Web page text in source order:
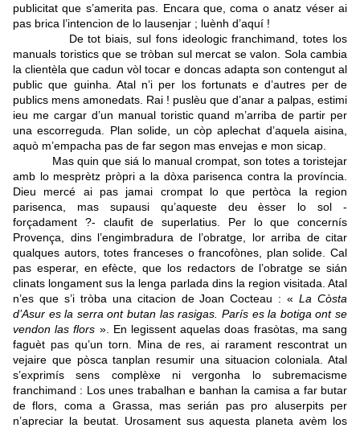
publicitat que s’amerita pas. Encara que, coma o anatz véser ai
pas brica l’intencion de lo lausenjar ; luènh d’aquí !
De tot biais, sul fons ideologic franchimand, totes los
manuals toristics que se tròban sul mercat se valon. Sola cambia
la clientèla que cadun vòl tocar e doncas adapta son contengut al
public que guinha. Atal n’i per los fortunats e d’autres per de
publics mens amonedats. Rai ! puslèu que d’anar a palpas, estimi
ieu me cargar d’un manual toristic quand m’arriba de partir per
una escorreguda. Plan solide, un còp aplechat d’aquela aisina,
aquò m’empacha pas de far segon mas envejas e mon sicap.
Mas quin que siá lo manual crompat, son totes a toristejar
amb lo mesprètz pròpri a la dòxa parisenca contra la província.
Dieu mercé ai pas jamai crompat lo que pertòca la region
parisenca, mas supausi qu’aqueste deu èsser lo sol -
forçadament ?- claufit de superlatius. Per lo que concernís
Provença, dins l’engimbradura de l’obratge, lor arriba de citar
qualques autors, totes franceses o francofònes, plan solide. Cal
pas esperar, en efècte, que los redactors de l’obratge se sián
clinats longament sus la lenga parlada dins la region visitada. Atal
n’es que s’i tròba una citacion de Joan Cocteau : «La Còsta
d’Asur es la serra ont butan las rasigas. París es la botiga ont se
vendon las flors ». En legissent aquelas doas frasòtas, ma sang
faguèt pas qu’un torn. Mina de res, ai rarament rescontrat un
vejaire que pòsca tanplan resumir una situacion coloniala. Atal
s’exprimís sens complèxe ni vergonha lo subremacisme
franchimand : Los unes trabalhan e banhan la camisa a far butar
de flors, coma a Grassa, mas serián pas pro aluserpits per
n’apreciar la beutat. Urosament sus aquesta planeta avèm los